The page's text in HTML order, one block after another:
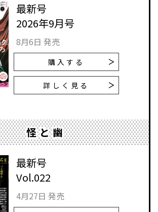
最新号
2026年9月号
8月6日 発売
購入する
詳しく見る
怪と幽
最新号
Vol.022
4月27日 発売